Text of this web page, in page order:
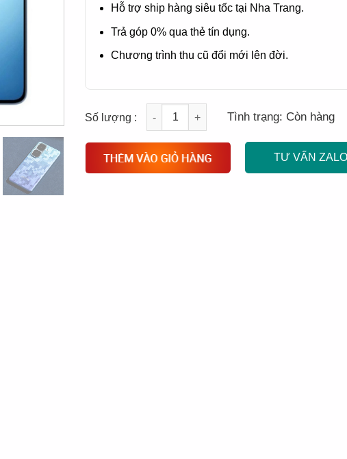
Hỗ trợ ship hàng siêu tốc tại Nha Trang.
Trả góp 0% qua thẻ tín dụng.
Chương trình thu cũ đổi mới lên đời.
Quantity
Tình trạng: Còn hàng
TƯ VẤN ZALO